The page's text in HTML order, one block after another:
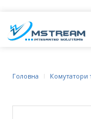
Головна Комутатори